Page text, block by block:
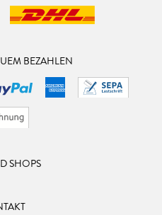
BEZAHLEN
SHOPS